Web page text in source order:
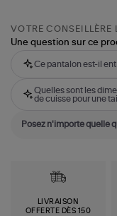
VOTRE CONSEILLÈRE
Une question sur ce
Ce pantalon est-il
Quelles sont les
de cuisse pour une
LIVRAISON
OFFERTE DÈS 150